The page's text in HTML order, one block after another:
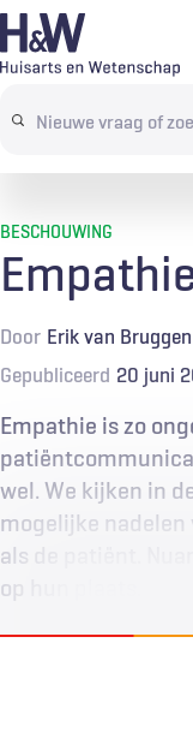
Overslaan
en
de Search
terms
BESCHOUWING
Door Erik van Bruggen
Gepubliceerd 20 juni
Empathie is zo
wel. We kijken in
mogelijke nadelen
als de patiënt.
op hun plaats.